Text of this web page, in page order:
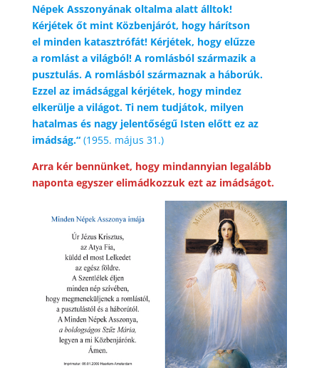
Népek Asszonyának oltalma alatt álltok!
Kérjétek őt mint Közbenjárót, hogy hárítson
el minden katasztrófát! Kérjétek, hogy elűzze
a romlást a világból! A romlásból származik a
pusztulás. A romlásból származnak a háborúk.
Ezzel az imádsággal kérjétek, hogy mindez
elkerülje a világot. Ti nem tudjátok, milyen
hatalmas és nagy jelentőségű Isten előtt ez az
imádság.“ (1955. május 31.)
Arra kér bennünket, hogy mindannyian legalább
naponta egyszer elimádkozzuk ezt az imádságot.